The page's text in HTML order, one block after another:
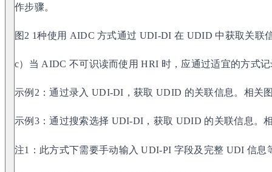
作步骤。
图2 1种使用 AIDC 方式通过 UDI-DI 在 UDID 中获取关联
c）当 AIDC 不可识读而使用 HRI 时，应通过适宜的方式
示例2：通过录入 UDI-DI，获取 UDID 的关联信息。相关
示例3：通过搜索选择 UDI-DI，获取 UDID 的关联信息。
注1：此方式下需要手动输入 UDI-PI 字段及完整 UDI 信息